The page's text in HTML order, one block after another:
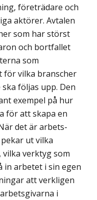
företrädare och
aktörer. Avtalen
som har störst
och bortfallet
som
för vilka branscher
följas upp. Den
exempel på hur
för att skapa en
det är arbets­
ut vilka
verktyg som
in arbetet i sin egen
att verkligen
i